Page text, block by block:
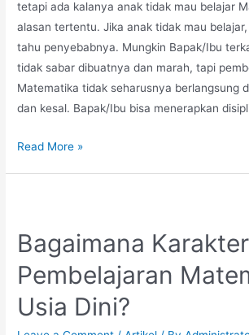
tetapi ada kalanya anak tidak mau belajar
alasan tertentu. Jika anak tidak mau
tahu penyebabnya. Mungkin Bapak/Ibu
tidak sabar dibuatnya dan marah, tapi
Matematika tidak seharusnya berlangsung
dan kesal. Bapak/Ibu bisa menerapkan
Mengajak
Perlu
Memarahi,
Seperti
Ini
Caranya
Read More »
Bagaimana
Pembelajaran
Usia Dini?